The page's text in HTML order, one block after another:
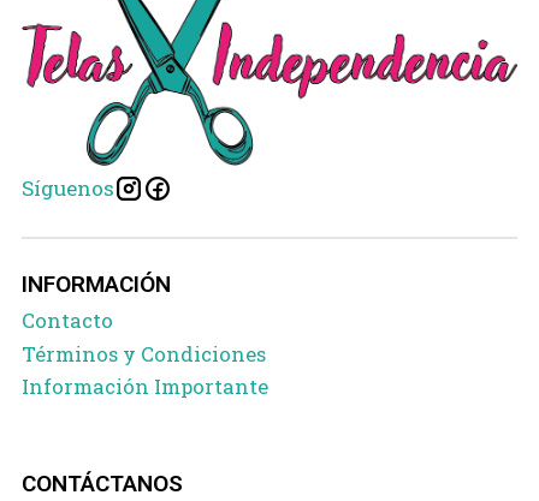
Síguenos
INFORMACIÓN
Contacto
Términos y Condiciones
Información Importante
CONTÁCTANOS